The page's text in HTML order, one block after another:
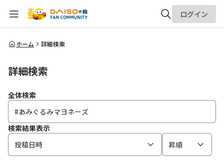
全体検索
ログイン
ホーム 詳細検索
詳細検索
全体検索
検索結果表示
投稿日時
昇順